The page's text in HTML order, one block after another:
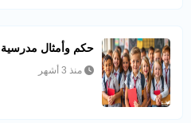
حكم وأمثال مدرسية
منذ 3 أشهر